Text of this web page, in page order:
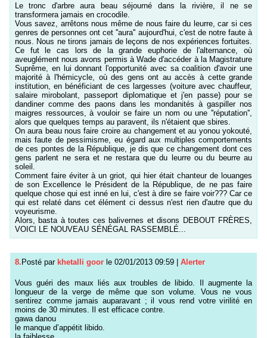
Le tronc d'arbre aura beau séjourné dans la rivière, il ne se
transformera jamais en crocodile.
Vous savez, arrêtons nous même de nous faire du leurre, car si ces
genres de personnes ont cet ''aura'' aujourd'hui, c'est de notre faute à
nous. Nous ne tirons jamais de leçons de nos expériences fortuites.
Ce fut le cas lors de la grande euphorie de l'alternance, où
aveuglément nous avons permis à Wade d'accéder à la Magistrature
Suprême, en lui donnant l'opportunité avec sa coalition d'avoir une
majorité à l'hémicycle, où des gens ont au accès à cette grande
institution, en bénéficiant de ces largesses (voiture avec chauffeur,
salaire mirobolant, passeport diplomatique et j'en passe) pour se
dandiner comme des paons dans les mondanités à gaspiller nos
maigres ressources, à vouloir se faire un nom ou une ''réputation'',
alors que quelques temps au paravent, ils n'étaient que sbires.
On aura beau nous faire croire au changement et au yonou yokouté,
mais faute de pessimisme, eu égard aux multiples comportements
de ces pontes de la République, je dis que ce changement dont ces
gens parlent ne sera et ne restara que du leurre ou du beurre au
soleil.
Comment faire éviter à un griot, qui hier était chanteur de louanges
de son Excellence le Président de la République, de ne pas faire
quelque chose qui est inné en lui, c'est à dire se faire voir??? Car ce
qui est relaté dans cet élément ci dessus n'est rien d'autre que du
voyeurisme.
Alors, basta à toutes ces balivernes et disons DEBOUT FRÈRES,
VOICI LE NOUVEAU SÉNÉGAL RASSEMBLÉ...
8. Posté par khetalli goor le 02/01/2013 09:59 Alerter
Vous guéri des maux liés aux troubles de libido. Il augmente la
longueur de la verge de même que son volume. Vous ne vous
sentirez comme jamais auparavant ; il vous rend votre virilité en
moins de 30 minutes. Il est efficace contre.
gawa danou
le manque d’appétit libido.